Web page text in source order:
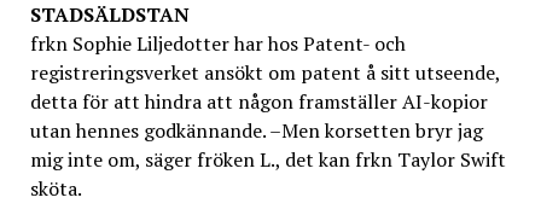
STADSÄLDSTAN
frkn Sophie Liljedotter har hos Patent- och
registreringsverket ansökt om patent å sitt utseende,
detta för att hindra att någon framställer AI-kopior
utan hennes godkännande. –Men korsetten bryr jag
mig inte om, säger fröken L., det kan frkn Taylor Swift
sköta.